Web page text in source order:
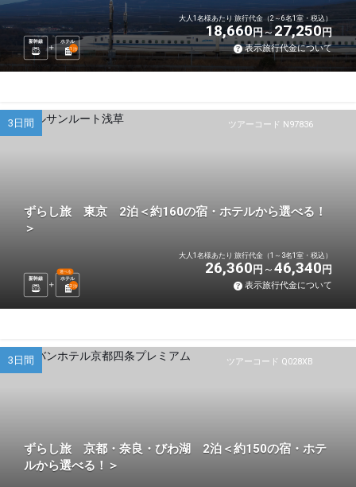
新幹線
ホテル
1 泊
大人1名様あたり 旅行代金（2～6名1室・税込）
18,660円 27,250円
表示旅行代金について
ツアーコード N97836
3日間
ずらし旅 東京 2泊＜約160の宿・ホテルから選べる！
＞
新幹線 ホテル
選べる
2泊
大人1名様あたり 旅行代金（1～3名1室・税込）
26,360 円 46,340 円
表示旅行代金について
ツアーコード Q028XB
3日間
ずらし旅 京都・奈良・びわ湖 2泊＜約150の宿・ホテ
ルから選べる！＞